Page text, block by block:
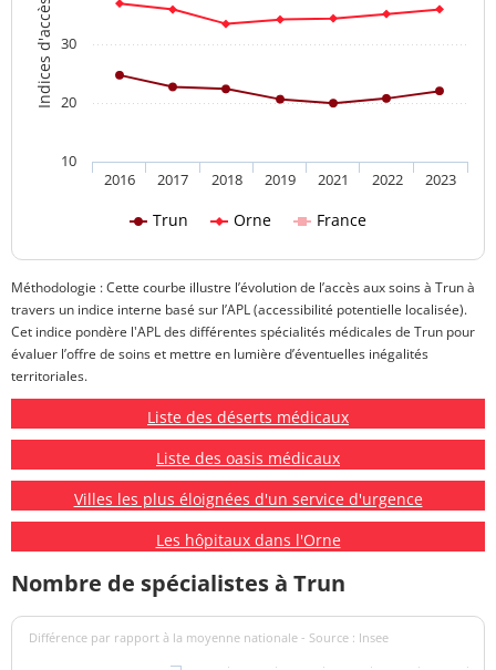
Trun Orne France
2016 2017 2018 2019 2021 2022 2023
10
20
30
Méthodologie : Cette courbe illustre l’évolution de l’accès aux soins à Trun à
travers un indice interne basé sur l’APL (accessibilité potentielle localisée).
Cet indice pondère l'APL des différentes spécialités médicales de Trun pour
évaluer l’offre de soins et mettre en lumière d’éventuelles inégalités
territoriales.
Liste des déserts médicaux
Liste des oasis médicaux
Villes les plus éloignées d'un service d'urgence
Les hôpitaux dans l'Orne
Nombre de spécialistes à Trun
Différence par rapport à la moyenne nationale - Source : Insee